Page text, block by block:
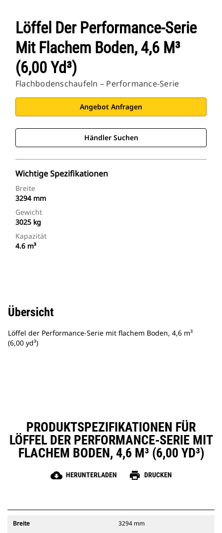
Löffel Der Performance-Serie
Mit Flachem Boden, 4,6 M³
(6,00 Yd³)
Flachbodenschaufeln – Performance-Serie
Angebot Anfragen
Händler Suchen
Wichtige Spezifikationen
Breite
3294 mm
Gewicht
3025 kg
Kapazität
4.6 m³
Übersicht
Löffel der Performance-Serie mit flachem Boden, 4,6 m³
(6,00 yd³)
PRODUKTSPEZIFIKATIONEN FÜR
LÖFFEL DER PERFORMANCE-SERIE MIT
FLACHEM BODEN, 4,6 M³ (6,00 YD³)
cloud_download HERUNTERLADEN print DRUCKEN
Breite 3294 mm